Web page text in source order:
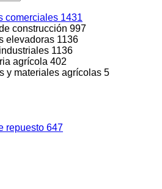
comerciales 1431
construcción 997
elevadoras 1136
1136
agrícola 402
y materiales agrícolas 5
repuesto 647